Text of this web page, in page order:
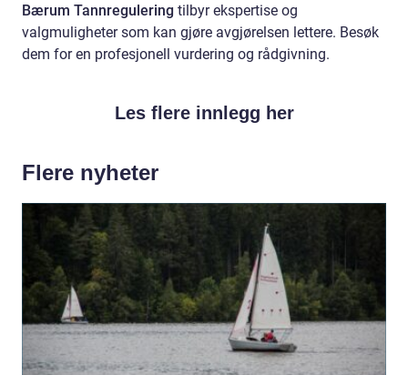
Bærum Tannregulering tilbyr ekspertise og
valgmuligheter som kan gjøre avgjørelsen lettere. Besøk
dem for en profesjonell vurdering og rådgivning.
Les flere innlegg her
Flere nyheter